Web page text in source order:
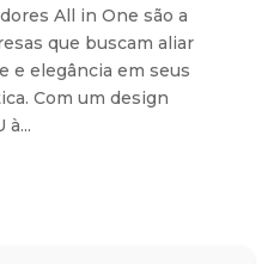
All in One são a
que buscam aliar
e elegância em seus
Com um design
à...